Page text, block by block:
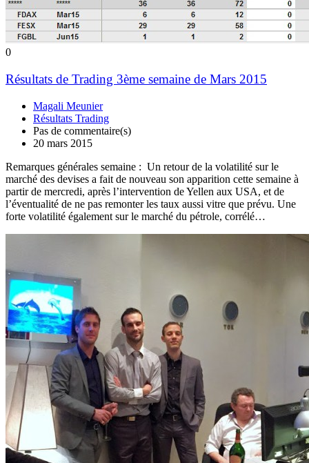
0
Résultats de Trading 3ème semaine de Mars 2015
Magali Meunier
Résultats Trading
Pas de commentaire(s)
20 mars 2015
Remarques générales semaine : Un retour de la volatilité sur le
marché des devises a fait de nouveau son apparition cette semaine à
partir de mercredi, après l’intervention de Yellen aux USA, et de
l’éventualité de ne pas remonter les taux aussi vitre que prévu. Une
forte volatilité également sur le marché du pétrole, corrélé…